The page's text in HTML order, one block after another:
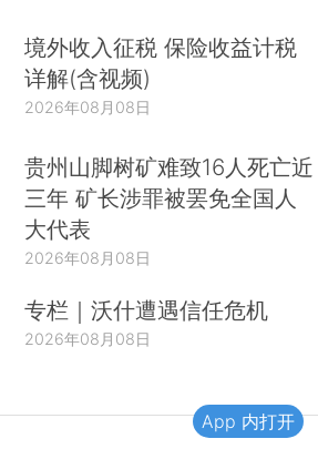
境外收入征税 保险收益计税
详解(含视频)
2026年08月08日
贵州山脚树矿难致16人死亡近
三年 矿长涉罪被罢免全国人
大代表
2026年08月08日
专栏｜沃什遭遇信任危机
2026年08月08日
App 内打开